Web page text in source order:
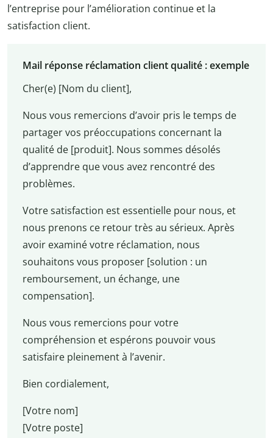
l’entreprise pour l’amélioration continue et la
satisfaction client.
Mail réponse réclamation client qualité : exemple
Cher(e) [Nom du client],
Nous vous remercions d’avoir pris le temps de
partager vos préoccupations concernant la
qualité de [produit]. Nous sommes désolés
d’apprendre que vous avez rencontré des
problèmes.
Votre satisfaction est essentielle pour nous, et
nous prenons ce retour très au sérieux. Après
avoir examiné votre réclamation, nous
souhaitons vous proposer [solution : un
remboursement, un échange, une
compensation].
Nous vous remercions pour votre
compréhension et espérons pouvoir vous
satisfaire pleinement à l’avenir.
Bien cordialement,
[Votre nom]
[Votre poste]